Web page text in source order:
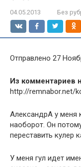
04.05.2013 Без
Отправлено 27
Из комментариев
http://remnabor.net/
АлександрА у меня
наоборот. Он
переставить кулер
У меня гул идет